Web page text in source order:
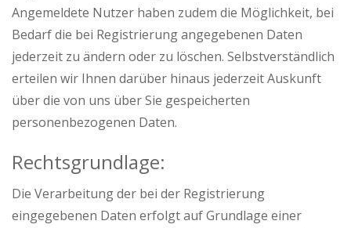
Angemeldete Nutzer haben zudem die Möglichkeit, bei
Bedarf die bei Registrierung angegebenen Daten
jederzeit zu ändern oder zu löschen. Selbstverständlich
erteilen wir Ihnen darüber hinaus jederzeit Auskunft
über die von uns über Sie gespeicherten
personenbezogenen Daten.
Rechtsgrundlage:
Die Verarbeitung der bei der Registrierung
eingegebenen Daten erfolgt auf Grundlage einer